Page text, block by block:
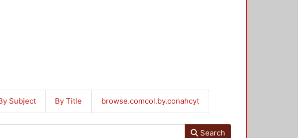
Subject By Title browse.comcol.by.conahcyt
Search